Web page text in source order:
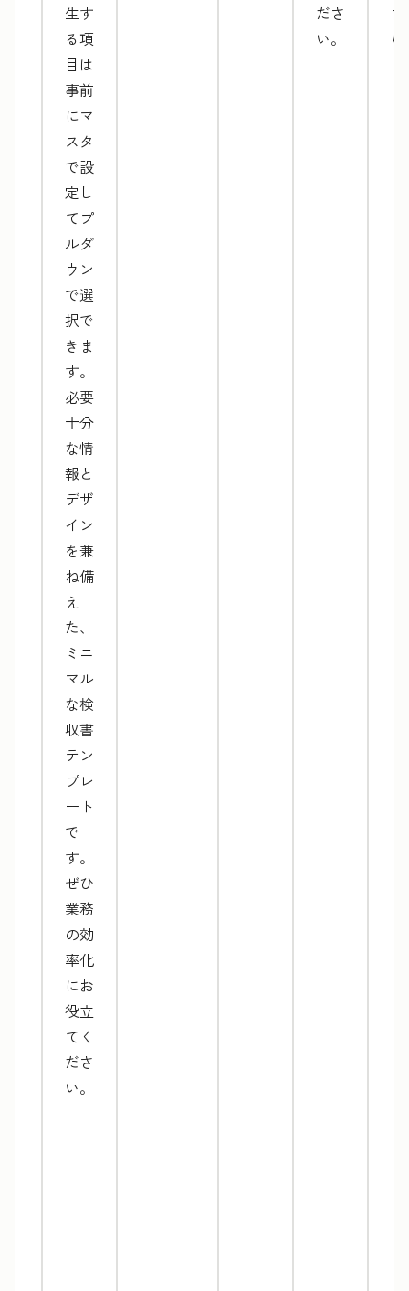
生す
る項
目は
事前
にマ
スタ
で設
定し
てプ
ルダ
ウン
で選
択で
きま
す。
必要
十分
な情
報と
デザ
イン
を兼
ね備
え
た、
ミニ
マル
な検
収書
テン
プレ
ート
で
す。
ぜひ
業務
の効
率化
にお
役立
てく
ださ
い。
ださ
い。
さ